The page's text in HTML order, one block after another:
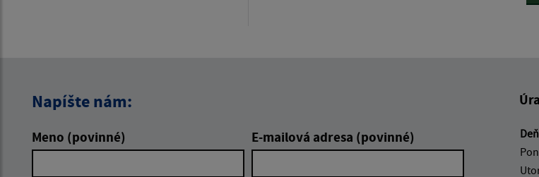
Napíšte nám:
Meno (povinné) E-mailová adresa (povinné)